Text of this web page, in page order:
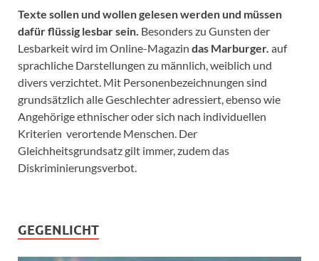
Texte sollen und wollen gelesen werden und müssen
dafür flüssig lesbar sein. Besonders zu Gunsten der
Lesbarkeit wird im Online-Magazin das Marburger. auf
sprachliche Darstellungen zu männlich, weiblich und
divers verzichtet. Mit Personenbezeichnungen sind
grundsätzlich alle Geschlechter adressiert, ebenso wie
Angehörige ethnischer oder sich nach individuellen
Kriterien verortende Menschen. Der
Gleichheitsgrundsatz gilt immer, zudem das
Diskriminierungsverbot.
GEGENLICHT